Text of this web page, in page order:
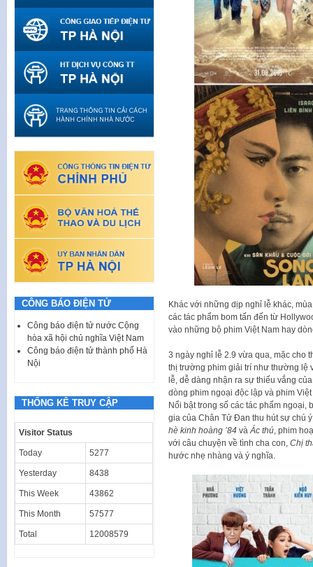
Khác với những dịp nghỉ lễ khác,
các tác phẩm bom tấn đến từ
vào những bộ phim Việt Nam hay
3 ngày nghỉ lễ 2.9 vừa qua, mặc cho
thị trường phim giải trí như thường lệ
lễ, dễ dàng nhận ra sự thiếu vắng
dòng phim ngoại độc lập và phim
Nổi bật trong số các tác phẩm
gia của Chân Tử Đan thu hút sự chú
hè kinh hoàng ’84 và Ác thú, phim
với câu chuyện về tình cha con, Chị
hước nhẹ nhàng và ý nghĩa.
CÔNG BÁO ĐIỆN TỬ
Công báo điện tử nước Cộng
hòa xã hội chủ nghĩa Việt Nam
Công báo điện tử thành phố Hà
Nội
THỐNG KÊ TRUY CẬP
Visitor Status
Today 5277
Yesterday 8438
This Week 43862
This Month 57577
Total 12008579